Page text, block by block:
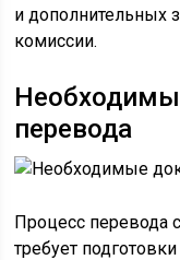
и дополнительных
комиссии.
перевода
Процесс перевода
требует